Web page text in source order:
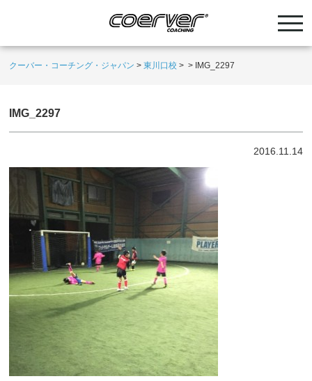
クーバー・コーチング・ジャパン >東川口校 > > IMG_2297
IMG_2297
2016.11.14